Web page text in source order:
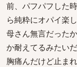
前、パフパフした
ら純粋にオパイ楽し
母さん無言だった
か耐えてるみたいだ
胸痛んだけど止ま